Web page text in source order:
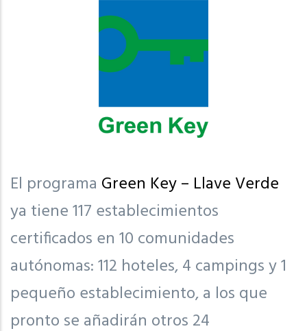
El programa Green Key – Llave Verde
ya tiene 117 establecimientos
certificados en 10 comunidades
autónomas: 112 hoteles, 4 campings y 1
pequeño establecimiento, a los que
pronto se añadirán otros 24